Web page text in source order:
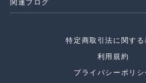
特定商取引法に関する
利用規約
プライバシーポリシ